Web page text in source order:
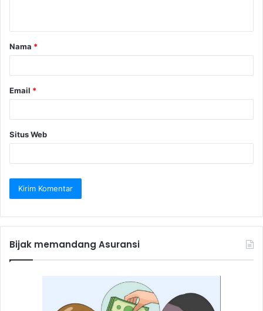
a
r
Nama *
Email *
Situs Web
Bijak memandang Asuransi